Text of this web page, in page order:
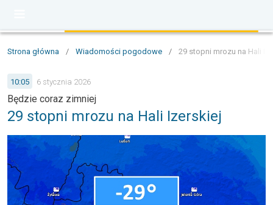
Strona główna / Wiadomości pogodowe / 29 stopni mrozu na Hali
10:05 6 stycznia 2026
Będzie coraz zimniej
29 stopni mrozu na Hali Izerskiej